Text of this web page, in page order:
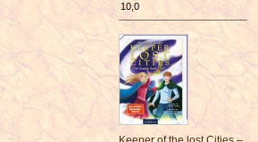
10,0
¯¯¯¯¯¯¯¯¯¯¯¯¯¯¯¯¯¯¯¯¯¯¯¯